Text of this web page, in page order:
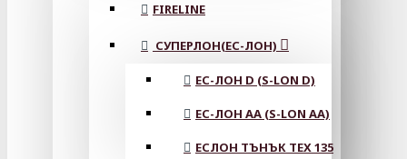
FIRELINE
СУПЕРЛОН(ЕС-ЛОН)
ЕС-ЛОН D (S-LON D)
ЕС-ЛОН АА (S-LON AA)
ЕСЛОН ТЪНЪК TEX 135